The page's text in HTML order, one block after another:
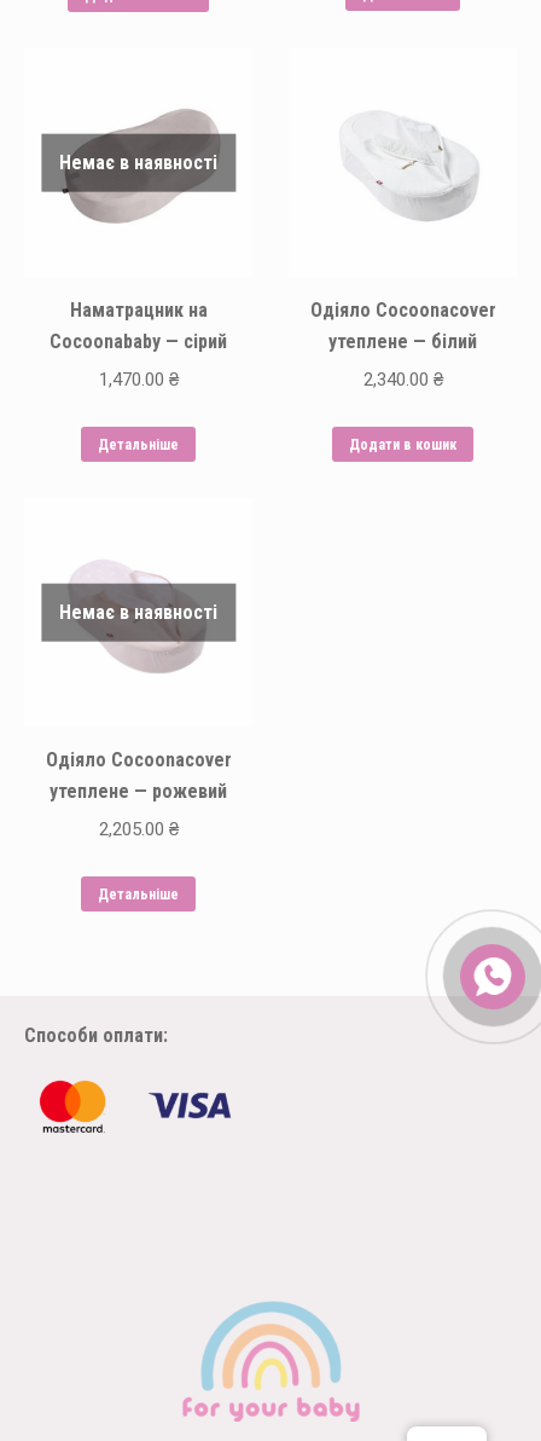
Немає в наявності
Наматрацник на
Сocoonababy — сірий
1,470.00 ₴
Детальніше
Одіяло Cocoonacover
утеплене — білий
2,340.00 ₴
Додати в кошик
Немає в наявності
Одіяло Cocoonacover
утеплене — рожевий
2,205.00 ₴
Детальніше
Способи оплати: